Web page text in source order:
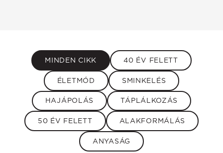
MINDEN CIKK 40 ÉV FELETT
ÉLETMÓD SMINKELÉS
HAJÁPOLÁS TÁPLÁLKOZÁS
50 ÉV FELETT ALAKFORMÁLÁS
ANYASÁG